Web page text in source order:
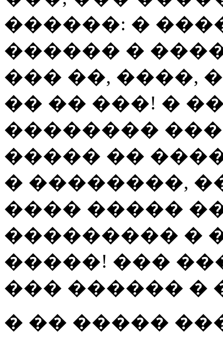
������: �
������ �
��� ��, ����,
�� �� ���! �
��������
����� ��
� ��������,
���� �����
��������� �
�����! ���
��� ������ �
� �� �����